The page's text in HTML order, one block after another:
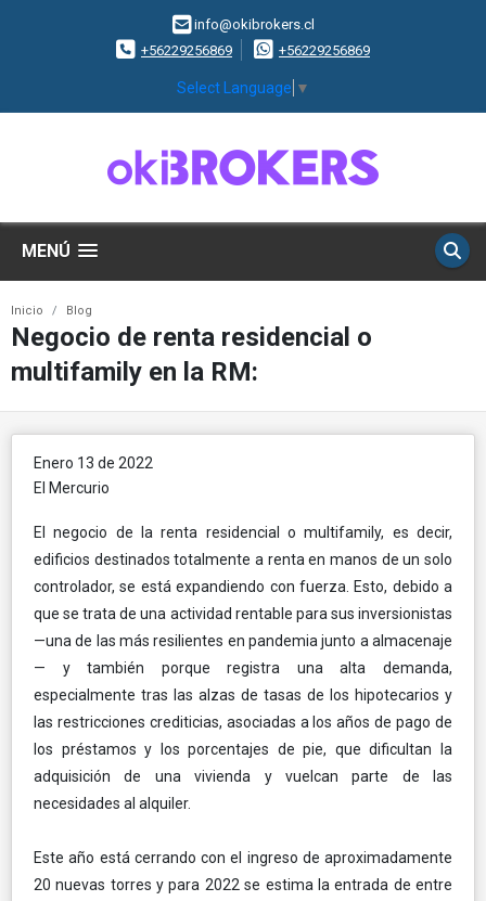
info@okibrokers.cl
+56229256869
+56229256869
Select Language ▼
MENÚ
Inicio Blog
Negocio de renta residencial o
multifamily en la RM:
Enero 13 de 2022
El Mercurio
El negocio de la renta residencial o multifamily, es decir,
edificios destinados totalmente a renta en manos de un solo
controlador, se está expandiendo con fuerza. Esto, debido a
que se trata de una actividad rentable para sus inversionistas
—una de las más resilientes en pandemia junto a almacenaje
— y también porque registra una alta demanda,
especialmente tras las alzas de tasas de los hipotecarios y
las restricciones crediticias, asociadas a los años de pago de
los préstamos y los porcentajes de pie, que dificultan la
adquisición de una vivienda y vuelcan parte de las
necesidades al alquiler.
Este año está cerrando con el ingreso de aproximadamente
20 nuevas torres y para 2022 se estima la entrada de entre